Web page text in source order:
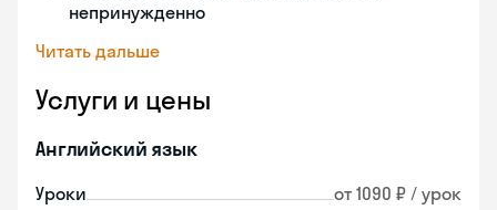
непринужденно
Читать дальше
Услуги и цены
Английский язык
Уроки от 1090 ₽ / урок